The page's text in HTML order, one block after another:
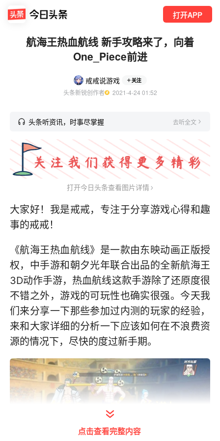
打开APP
航海王热血航线 新手攻略来了，向着
One_Piece前进
戒戒说游戏 关注
头条新锐创作者
  2021-4-24 01:52
头条听资讯，时事尽掌握 去听全文
打开今日头条查看图片详情
大家好！我是戒戒，专注于分享游戏心得和趣
事的戒戒！
《航海王热血航线》是一款由东映动画正版授
权，中手游和朝夕光年联合出品的全新航海王
3D动作手游，热血航线这款手游除了还原度很
不错之外，游戏的可玩性也确实很强。今天我
们来分享一下那些参加过内测的玩家的经验，
来和大家详细的分析一下应该如何在不浪费资
源的情况下，尽快的度过新手期。
点击查看完整内容